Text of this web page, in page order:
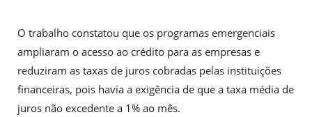
O trabalho constatou que os programas emergenciais
ampliaram o acesso ao crédito para as empresas e
reduziram as taxas de juros cobradas pelas instituições
financeiras, pois havia a exigência de que a taxa média de
juros não excedente a 1% ao mês.